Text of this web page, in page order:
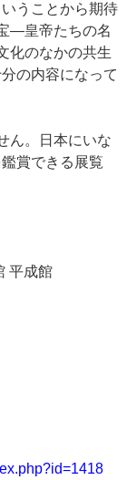
うことから期待
―皇帝たちの名
化のなかの共生
の内容になって
ん。日本にいな
賞できる展覧
平成館